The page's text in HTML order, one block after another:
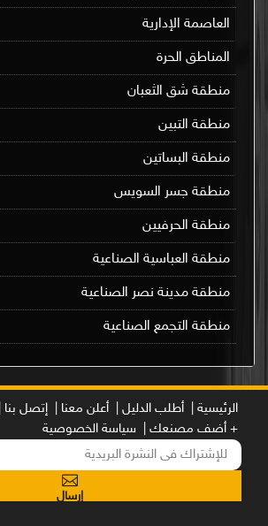
العاصمة الإدارية
المناطق الحرة
منطقة شق الثعبان
منطقة التبين
منطقة البساتين
منطقة جسر السويس
منطقة الحرفيين
منطقة العباسية الصناعية
منطقة مدينة نصر الصناعية
منطقة التجمع الصناعية
الرئيسية | أطلب الدليل | أعلن معنا | إتصل بنا |
+ أضف مصنعك |
سياسة الخصوصية
إرسال